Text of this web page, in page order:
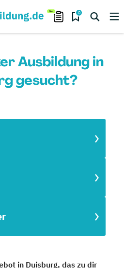
0
Ausbildung in
gesucht?
in Duisburg, das zu dir